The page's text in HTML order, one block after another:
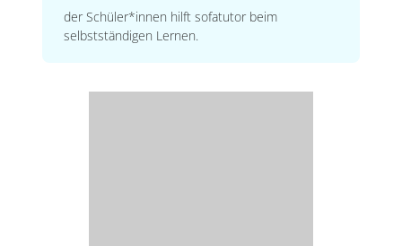
der Schüler*innen hilft sofatutor beim
selbstständigen Lernen.